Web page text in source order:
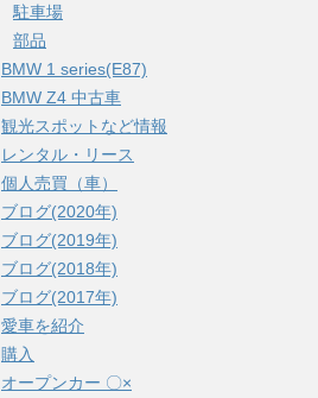
駐車場
部品
BMW 1 series(E87)
BMW Z4 中古車
観光スポットなど情報
レンタル・リース
個人売買（車）
ブログ(2020年)
ブログ(2019年)
ブログ(2018年)
ブログ(2017年)
愛車を紹介
購入
オープンカー 〇×